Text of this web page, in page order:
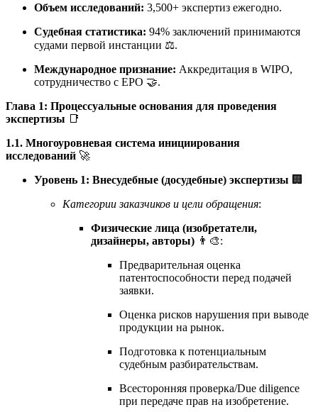
Объем исследований: 3,500+ экспертиз ежегодно.
Судебная статистика: 94% заключений принимаются
судами первой инстанции ⚖️.
Международное признание: Аккредитация в WIPO,
сотрудничество с EPO 🤝.
Глава 1: Процессуальные основания для проведения
экспертизы 📑
1.1. Многоуровневая система инициирования
исследований 🚀
Уровень 1: Внесудебные (досудебные) экспертизы 🏢
Категории заказчиков и цели обращения:
Физические лица (изобретатели,
дизайнеры, авторы) 👨‍🎨:
Предварительная оценка
патентоспособности перед подачей
заявки.
Оценка рисков нарушения при выводе
продукции на рынок.
Подготовка к потенциальным
судебным разбирательствам.
Всесторонняя проверка/Due diligence
при передаче прав на изобретение.